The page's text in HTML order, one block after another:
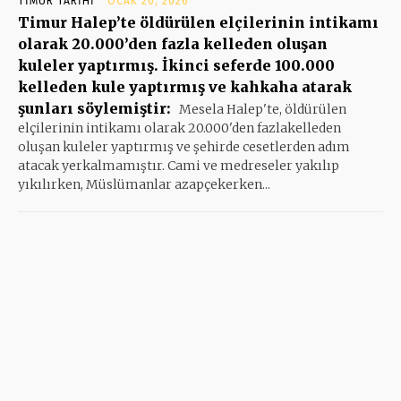
Timur Halep’te öldürülen elçilerinin intikamı
olarak 20.000’den fazla kelleden oluşan
kuleler yaptırmış. İkinci seferde 100.000
kelleden kule yaptırmış ve kahkaha atarak
şunları söylemiştir: Mesela Halep'te, öldürülen
elçilerinin intikamı olarak 20.000'den fazlakelleden
oluşan kuleler yaptırmış ve şehirde cesetlerden adım
atacak yerkalmamıştır. Cami ve medreseler yakılıp
yıkılırken, Müslümanlar azapçekerken...